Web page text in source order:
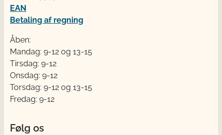
EAN
Betaling af regning
Åben:
Mandag: 9-12 og 13-15
Tirsdag: 9-12
Onsdag: 9-12
Torsdag: 9-12 og 13-15
Fredag: 9-12
Følg os